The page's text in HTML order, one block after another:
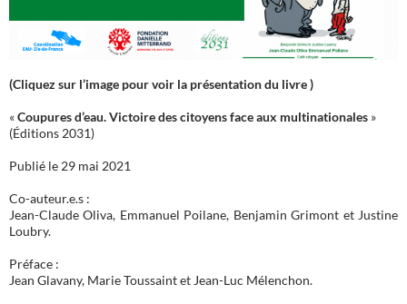
(Cliquez sur l’image pour voir la présentation du livre )
«Coupures d’eau. Victoire des citoyens face aux multinationales »
(Éditions 2031)
Publié le 29 mai 2021
Co-auteur.e.s :
Jean-Claude Oliva, Emmanuel Poilane, Benjamin Grimont et Justine
Loubry.
Préface :
Jean Glavany, Marie Toussaint et Jean-Luc Mélenchon.